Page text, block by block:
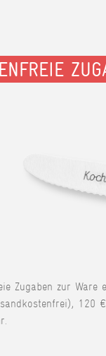
Zugaben zur
120